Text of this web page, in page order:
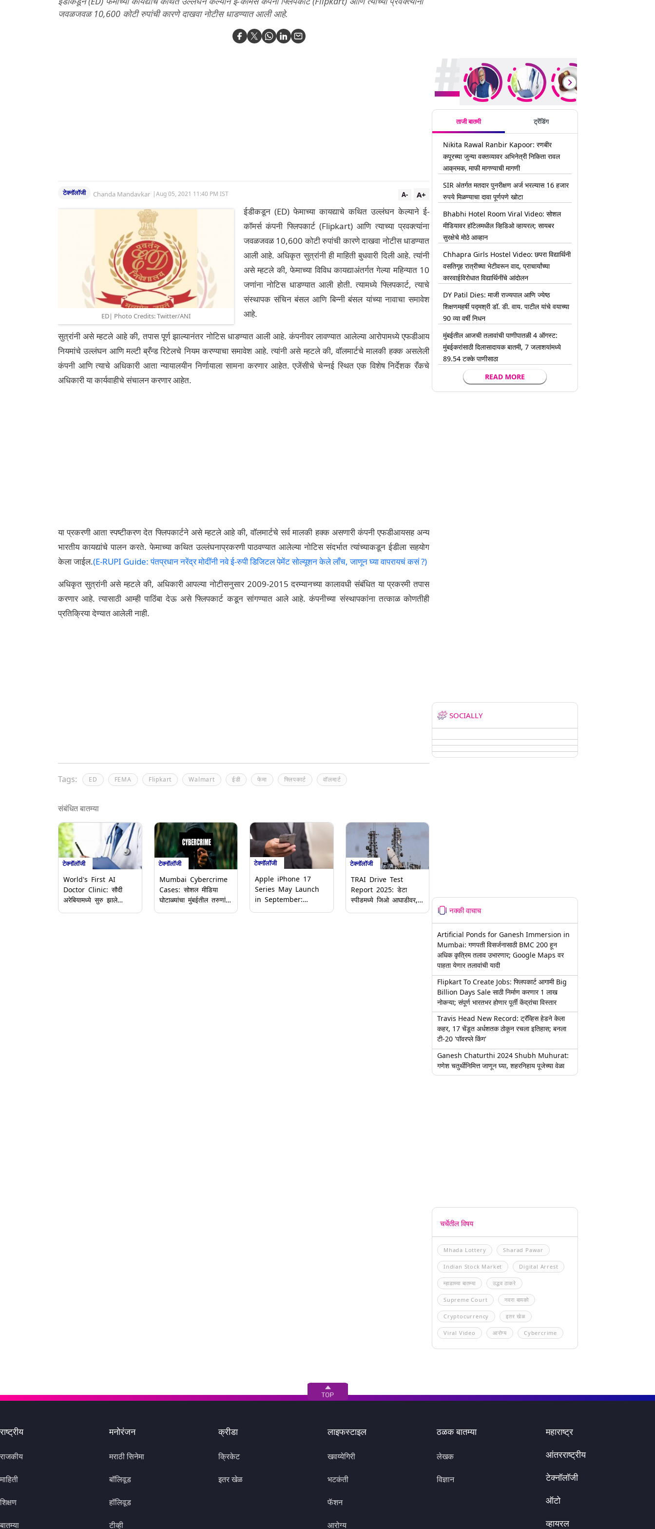
जवळजवळ 10,600 कोटी रुपांची कारणे दाखवा नोटीस धाडण्यात आली आहे.
टेक्नॉलॉजी Chanda Mandavkar |Aug 05, 2021 11:40 PM IST A+
A-
ED| Photo Credits: Twitter/ANI
ईडीकडून (ED) फेमाच्या कायद्याचे कथित उल्लंघन केल्याने ई-
कॉमर्स कंपनी फ्लिपकार्ट (Flipkart) आणि त्याच्या प्रवक्त्यांना
जवळजवळ 10,600 कोटी रुपांची कारणे दाखवा नोटीस धाडण्यात
आली आहे. अधिकृत सुत्रांनी ही माहिती बुधवारी दिली आहे. त्यांनी
असे म्हटले की, फेमाच्या विविध कायद्याअंतर्गत गेल्या महिन्यात 10
जणांना नोटिस धाडण्यात आली होती. त्यामध्ये फ्लिपकार्ट, त्याचे
संस्थापक संचिन बंसल आणि बिन्नी बंसल यांच्या नावाचा समावेश
आहे.
सुत्रांनी असे म्हटले आहे की, तपास पूर्ण झाल्यानंतर नोटिस धाडण्यात आली आहे. कंपनीवर लावण्यात आलेल्या आरोपामध्ये एफडीआय
नियमांचे उल्लंघन आणि मल्टी ब्रँन्ड रिटेलचे नियम करण्याचा समावेश आहे. त्यांनी असे म्हटले की, वॉलमार्टचे मालकी हक्क असलेली
कंपनी आणि त्याचे अधिकारी आता न्यायालयीन निर्णायाला सामना करणार आहेत. एजेंसीचे चेन्नई स्थित एक विशेष निर्देशक रँकचे
अधिकारी या कार्यवाहीचे संचालन करणार आहेत.
या प्रकरणी आता स्पष्टीकरण देत फ्लिपकार्टने असे म्हटले आहे की, वॉलमार्टचे सर्व मालकी हक्क असणारी कंपनी एफडीआयसह अन्य
भारतीय कायद्यांचे पालन करते. फेमाच्या कथित उल्लंघनाप्रकरणी पाठवण्यात आलेल्या नोटिस संदर्भात त्यांच्याकडून ईडीला सहयोग
केला जाईल.(E-RUPI Guide: पंतप्रधान नरेंद्र मोदींनी नवे ई-रुपी डिजिटल पेमेंट सोल्यूशन केले लाँच, जाणून घ्या वापरायचं कसं ?)
अधिकृत सुत्रांनी असे म्हटले की, अधिकारी आपल्या नोटीसनुसार 2009-2015 दरम्यानच्या कालावधी संबंधित या प्रकरमी तपास
करणार आहे. त्यासाठी आम्ही पाठिंबा देऊ असे फ्लिपकार्ट कडून सांगण्यात आले आहे. कंपनीच्या संस्थापकांना तत्काळ कोणतीही
प्रतिक्रिया देण्यात आलेली नाही.
Tags: ED FEMA Flipkart Walmart ईडी फेमा फ्लिपकार्ट वॉलमार्ट
संबंधित बातम्या
टेक्नॉलॉजी
World's First AI
Doctor Clinic: सौदी
अरेबियामध्ये सुरु झाले
टेक्नॉलॉजी
Mumbai Cybercrime
Cases: सोशल मीडिया
घोटाळ्यांचा मुंबईतील तरुणांना
टेक्नॉलॉजी
Apple iPhone 17
Series May Launch
in September:
टेक्नॉलॉजी
TRAI Drive Test
Report 2025: डेटा
स्पीडमध्ये जिओ आघाडीवर,
ताजी बातमी ट्रेंडिंग
Nikita Rawal Ranbir Kapoor: रणबीर
कपूरच्या जुन्या वक्तव्यावर अभिनेत्री निकिता रावल
आक्रमक, माफी मागण्याची मागणी
SIR अंतर्गत मतदार पुनरीक्षण अर्ज भरल्यास 16 हजार
रुपये मिळण्याचा दावा पूर्णपणे खोटा
Bhabhi Hotel Room Viral Video: सोशल
मीडियावर हॉटेलमधील व्हिडिओ व्हायरल; सायबर
सुरक्षेचे मोठे आव्हान
Chhapra Girls Hostel Video: छपरा विद्यार्थिनी
वसतिगृह रात्रीच्या भेटीवरून वाद, प्राचार्यांच्या
कारवाईविरोधात विद्यार्थिनींचे आंदोलन
DY Patil Dies: माजी राज्यपाल आणि ज्येष्ठ
शिक्षणमहर्षी पद्मश्री डॉ. डी. वाय. पाटील यांचे वयाच्या
90 व्या वर्षी निधन
मुंबईतील आजची तलावांची पाणीपातळी 4 ऑगस्ट:
मुंबईकरांसाठी दिलासादायक बातमी, 7 जलाशयांमध्ये
89.54 टक्के पाणीसाठा
READ MORE
SOCIALLY
नक्की वाचाच
Artificial Ponds for Ganesh Immersion in
Mumbai: गणपती विसर्जनासाठी BMC 200 हून
अधिक कृत्रिम तलाव उभारणार; Google Maps वर
पाहता येणार तलावांची यादी
Flipkart To Create Jobs: फ्लिपकार्ट आगामी Big
Billion Days Sale साठी निर्माण करणार 1 लाख
नोकऱ्या; संपूर्ण भारतभर होणार पूर्ती केंद्रांचा विस्तार
Travis Head New Record: ट्रॅव्हिस हेडने केला
कहर, 17 चेंडूत अर्धशतक ठोकून रचला इतिहास; बनला
टी-20 'पॉवरप्ले किंग'
Ganesh Chaturthi 2024 Shubh Muhurat:
गणेश चतुर्थीनिमित्त जाणून घ्या, शहरनिहाय पूजेच्या वेळा
चर्चेतील विषय
Mhada Lottery Sharad Pawar
Indian Stock Market Digital Arrest
म्हाडाच्या बातम्या उद्धव ठाकरे
Supreme Court नवरा बायको
Cryptocurrency इतर खेळ
Viral Video आरोग्य Cybercrime
राष्ट्रीय
राजकीय
माहिती
शिक्षण
बातम्या
मनोरंजन
मराठी सिनेमा
बॉलिवूड
हॉलिवूड
टीव्ही
क्रीडा
क्रिकेट
इतर खेळ
लाइफस्टाइल
खवय्येगिरी
भटकंती
फॅशन
आरोग्य
ठळक बातम्या
लेखक
विज्ञान
महाराष्ट्र
आंतरराष्ट्रीय
टेक्नॉलॉजी
ऑटो
व्हायरल